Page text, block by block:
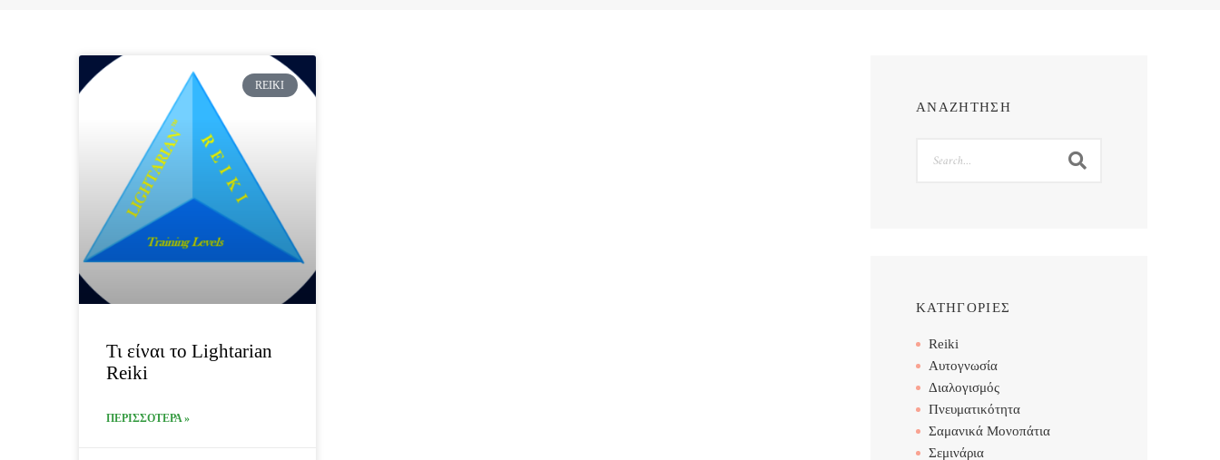
REIKI
Τι είναι το Lightarian
Reiki
ΠΕΡΙΣΣΟΤΕΡΑ »
ΑΝΑΖΗΤΗΣΗ
ΚΑΤΗΓΟΡΙΕΣ
Reiki
Αυτογνωσία
Διαλογισμός
Πνευματικότητα
Σαμανικά Μονοπάτια
Σεμινάρια